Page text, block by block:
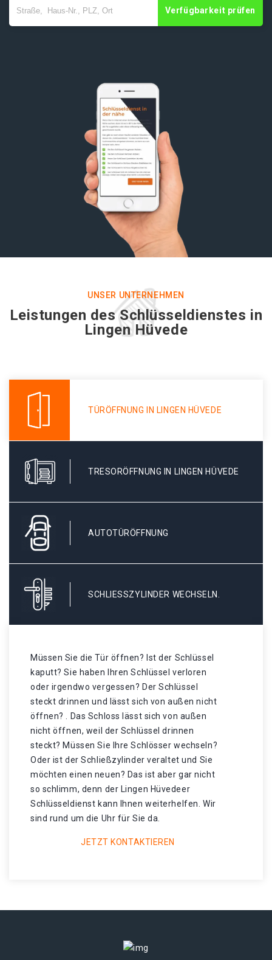
Verfügbarkeit prüfen
UNSER UNTERNEHMEN
Leistungen des Schlüsseldienstes in
Lingen Hüvede
TÜRÖFFNUNG IN LINGEN HÜVEDE
TRESORÖFFNUNG IN LINGEN HÜVEDE
AUTOTÜRÖFFNUNG
SCHLIESSZYLINDER WECHSELN.
Müssen Sie die Tür öffnen? Ist der Schlüssel
kaputt? Sie haben Ihren Schlüssel verloren
oder irgendwo vergessen? Der Schlüssel
steckt drinnen und lässt sich von außen nicht
öffnen? . Das Schloss lässt sich von außen
nicht öffnen, weil der Schlüssel drinnen
steckt? Müssen Sie Ihre Schlösser wechseln?
Oder ist der Schließzylinder veraltet und Sie
möchten einen neuen? Das ist aber gar nicht
so schlimm, denn der Lingen Hüvedeer
Schlüsseldienst kann Ihnen weiterhelfen. Wir
sind rund um die Uhr für Sie da.
JETZT KONTAKTIEREN